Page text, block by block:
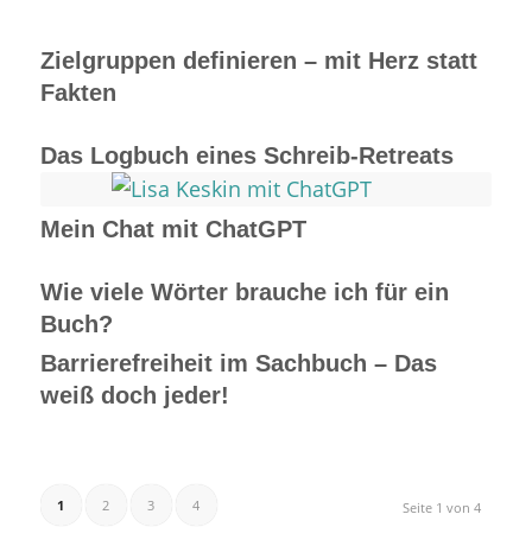
Zielgruppen definieren – mit Herz statt
Fakten
Das Logbuch eines Schreib-Retreats
Mein Chat mit ChatGPT
Wie viele Wörter brauche ich für ein
Buch?
Barrierefreiheit im Sachbuch – Das
weiß doch jeder!
Seite 1 von 4
1 2 3 4